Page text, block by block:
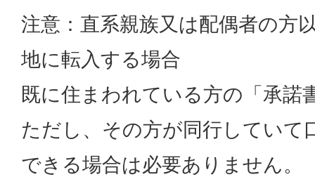
注意：直系親族又は配偶者の方
地に転入する場合
既に住まわれている方の「承諾
ただし、その方が同行していて
できる場合は必要ありません。